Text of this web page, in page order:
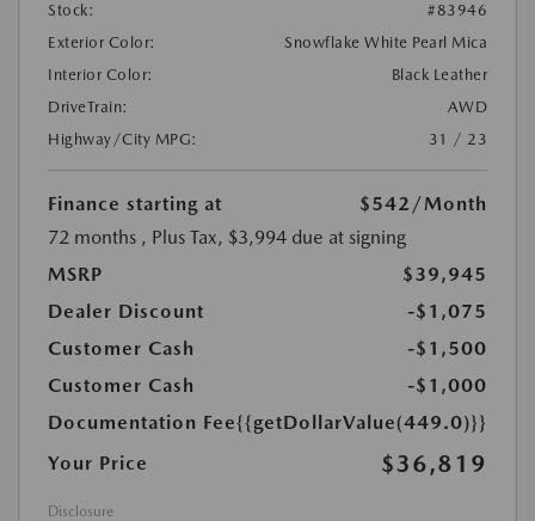
Stock:
#83946
Exterior Color:
Snowflake White Pearl Mica
Interior Color:
Black Leather
DriveTrain:
AWD
Highway/City MPG:
31 / 23
Finance starting at $542 /Month
72 months , Plus Tax, $3,994 due at signing
MSRP
$39,945
Dealer Discount
-$1,075
Customer Cash
-$1,500
Customer Cash
-$1,000
Documentation Fee{{getDollarValue(449.0)}}
Your Price
$36,819
Disclosure